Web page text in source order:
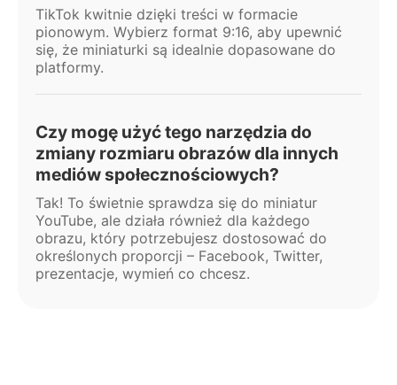
TikTok kwitnie dzięki treści w formacie
pionowym. Wybierz format 9:16, aby upewnić
się, że miniaturki są idealnie dopasowane do
platformy.
Czy mogę użyć tego narzędzia do
zmiany rozmiaru obrazów dla innych
mediów społecznościowych?
Tak! To świetnie sprawdza się do miniatur
YouTube, ale działa również dla każdego
obrazu, który potrzebujesz dostosować do
określonych proporcji – Facebook, Twitter,
prezentacje, wymień co chcesz.